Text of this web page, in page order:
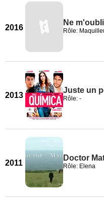
2016
Ne
Rôle:
2013
Juste un
Rôle: -
2011
Doctor
Rôle: Elena